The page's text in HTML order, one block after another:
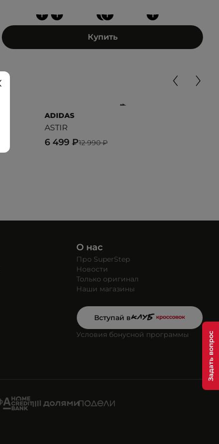
+
+ + +
+
Купить
ADIDAS
ASTIR
12 990 ₽
6 499 ₽
О нас
Про SuperStep
Новости
Только оригинал
Наши магазины
Вступай в
Условия бонусной программы